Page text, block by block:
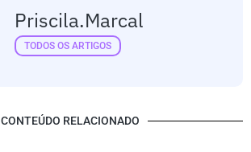
Priscila.marcal
TODOS OS ARTIGOS
CONTEÚDO RELACIONADO